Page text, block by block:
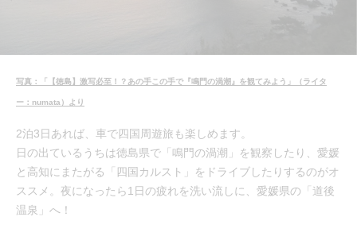
写真：「【徳島】激写必至！？あの手この手で『鳴門の渦潮』を観てみよう」（ライタ
ー：numata）より
2泊3日あれば、車で四国周遊旅も楽しめます。
日の出ているうちは徳島県で「鳴門の渦潮」を観察したり、愛媛
と高知にまたがる「四国カルスト」をドライブしたりするのがオ
ススメ。夜になったら1日の疲れを洗い流しに、愛媛県の「道後
温泉」へ！